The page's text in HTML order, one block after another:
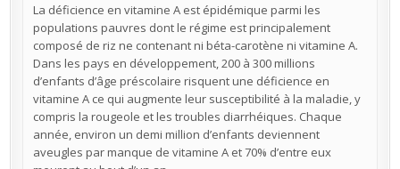
La déficience en vitamine A est épidémique parmi les
populations pauvres dont le régime est principalement
composé de riz ne contenant ni béta-carotène ni vitamine A.
Dans les pays en développement, 200 à 300 millions
d’enfants d’âge préscolaire risquent une déficience en
vitamine A ce qui augmente leur susceptibilité à la maladie, y
compris la rougeole et les troubles diarrhéiques. Chaque
année, environ un demi million d’enfants deviennent
aveugles par manque de vitamine A et 70% d’entre eux